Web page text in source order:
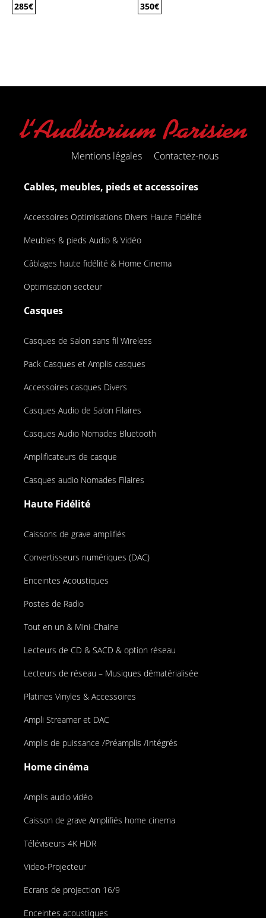
285€ 350€
Mentions légales Contactez-nous
Cables, meubles, pieds et accessoires
Accessoires Optimisations Divers Haute Fidélité
Meubles & pieds Audio & Vidéo
Câblages haute fidélité & Home Cinema
Optimisation secteur
Casques
Casques de Salon sans fil Wireless
Pack Casques et Amplis casques
Accessoires casques Divers
Casques Audio de Salon Filaires
Casques Audio Nomades Bluetooth
Amplificateurs de casque
Casques audio Nomades Filaires
Haute Fidélité
Caissons de grave amplifiés
Convertisseurs numériques (DAC)
Enceintes Acoustiques
Postes de Radio
Tout en un & Mini-Chaine
Lecteurs de CD & SACD & option réseau
Lecteurs de réseau – Musiques dématérialisée
Platines Vinyles & Accessoires
Ampli Streamer et DAC
Amplis de puissance /Préamplis /Intégrés
Home cinéma
Amplis audio vidéo
Caisson de grave Amplifiés home cinema
Téléviseurs 4K HDR
Video-Projecteur
Ecrans de projection 16/9
Enceintes acoustiques